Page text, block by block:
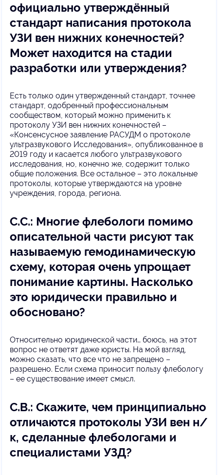
официально утверждённый
стандарт написания протокола
УЗИ вен нижних конечностей?
Может находится на стадии
разработки или утверждения?
Есть только один утвержденный стандарт, точнее
стандарт, одобренный профессиональным
сообществом, который можно применить к
протоколу УЗИ вен нижних конечностей –
«Консенсусное заявление РАСУДМ о протоколе
ультразвукового Исследования», опубликованное в
2019 году и касается любого ультразвукового
исследования, но, конечно же, содержит только
общие положения. Все остальное – это локальные
протоколы, которые утверждаются на уровне
учреждения, города, региона.
С.С.: Многие флебологи помимо
описательной части рисуют так
называемую гемодинамическую
схему, которая очень упрощает
понимание картины. Насколько
это юридически правильно и
обосновано?
Относительно юридической части… боюсь, на этот
вопрос не ответят даже юристы. На мой взгляд,
можно сказать, что все что не запрещено –
разрешено. Если схема приносит пользу флебологу
– ее существование имеет смысл.
С.В.: Скажите, чем принципиально
отличаются протоколы УЗИ вен н/
к, сделанные флебологами и
специалистами УЗД?